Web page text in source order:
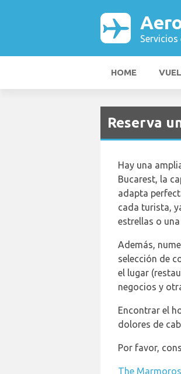
HOME
Reserva
Hay una
Bucarest, la
adapta
cada turista,
estrellas o
Además,
selección de
el lugar
negocios y
Encontrar el
dolores de
Por favor,
The